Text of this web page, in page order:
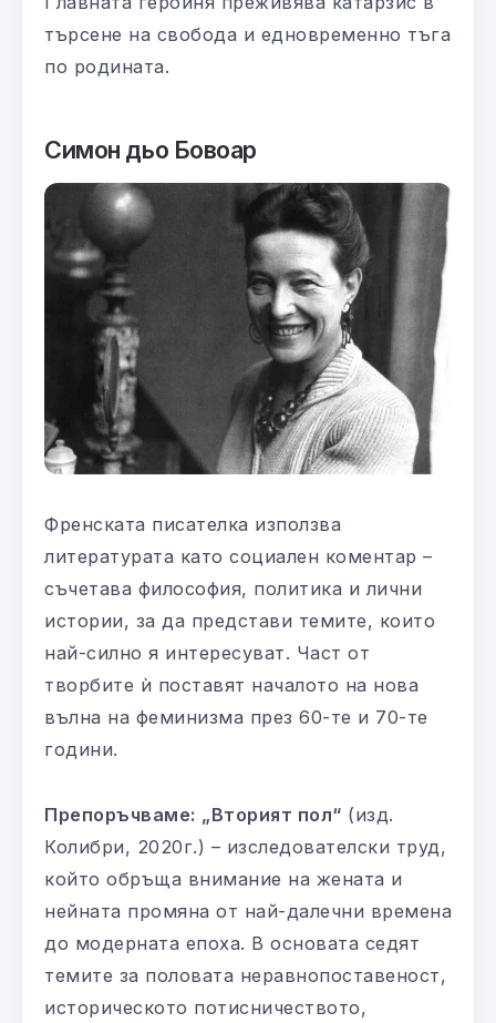
търсене на свобода и едновременно тъга
по родината.
Симон дьо Бовоар
Френската писателка използва
литературата като социален коментар –
съчетава философия, политика и лични
истории, за да представи темите, които
най-силно я интересуват. Част от
творбите ѝ поставят началото на нова
вълна на феминизма през 60-те и 70-те
години.
Препоръчваме: „Вторият пол“ (изд.
Колибри, 2020г.) – изследователски труд,
който обръща внимание на жената и
нейната промяна от най-далечни времена
до модерната епоха. В основата седят
темите за половата неравнопоставеност,
историческото потисничеството,